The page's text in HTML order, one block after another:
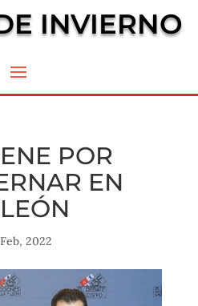
INVIERNO
POR
EN
2022